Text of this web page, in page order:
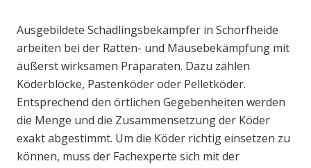
Ausgebildete Schädlingsbekämpfer in Schorfheide
arbeiten bei der Ratten- und Mäusebekämpfung mit
äußerst wirksamen Präparaten. Dazu zählen
Köderblöcke, Pastenköder oder Pelletköder.
Entsprechend den örtlichen Gegebenheiten werden
die Menge und die Zusammensetzung der Köder
exakt abgestimmt. Um die Köder richtig einsetzen zu
können, muss der Fachexperte sich mit der